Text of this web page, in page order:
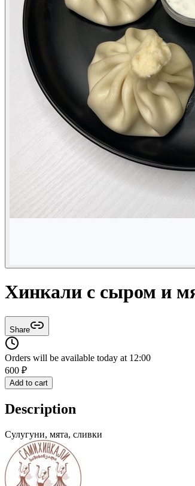
Хинкали с сыром и
Share
Orders will be available today at 12:00
600 ₽
Add to cart
Description
Сулугуни, мята, сливки